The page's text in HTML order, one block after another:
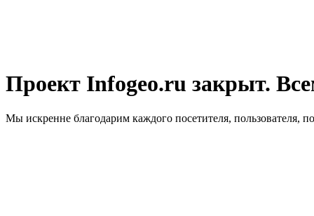
Проект Infogeo.ru закрыт.
Мы искренне благодарим каждого посетителя, пользователя,